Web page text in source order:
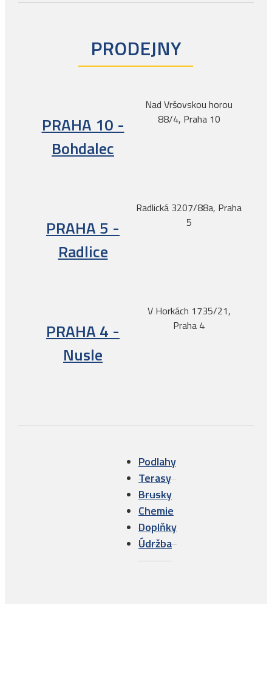
PRODEJNY
PRAHA 10 -
Bohdalec
Nad Vršovskou horou
88/4, Praha 10
PRAHA 5 -
Radlice
Radlická 3207/88a, Praha
5
PRAHA 4 -
Nusle
V Horkách 1735/21,
Praha 4
Podlahy
Terasy
Brusky
Chemie
Doplňky
Údržba